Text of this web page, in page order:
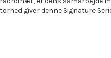
giver denne Signature